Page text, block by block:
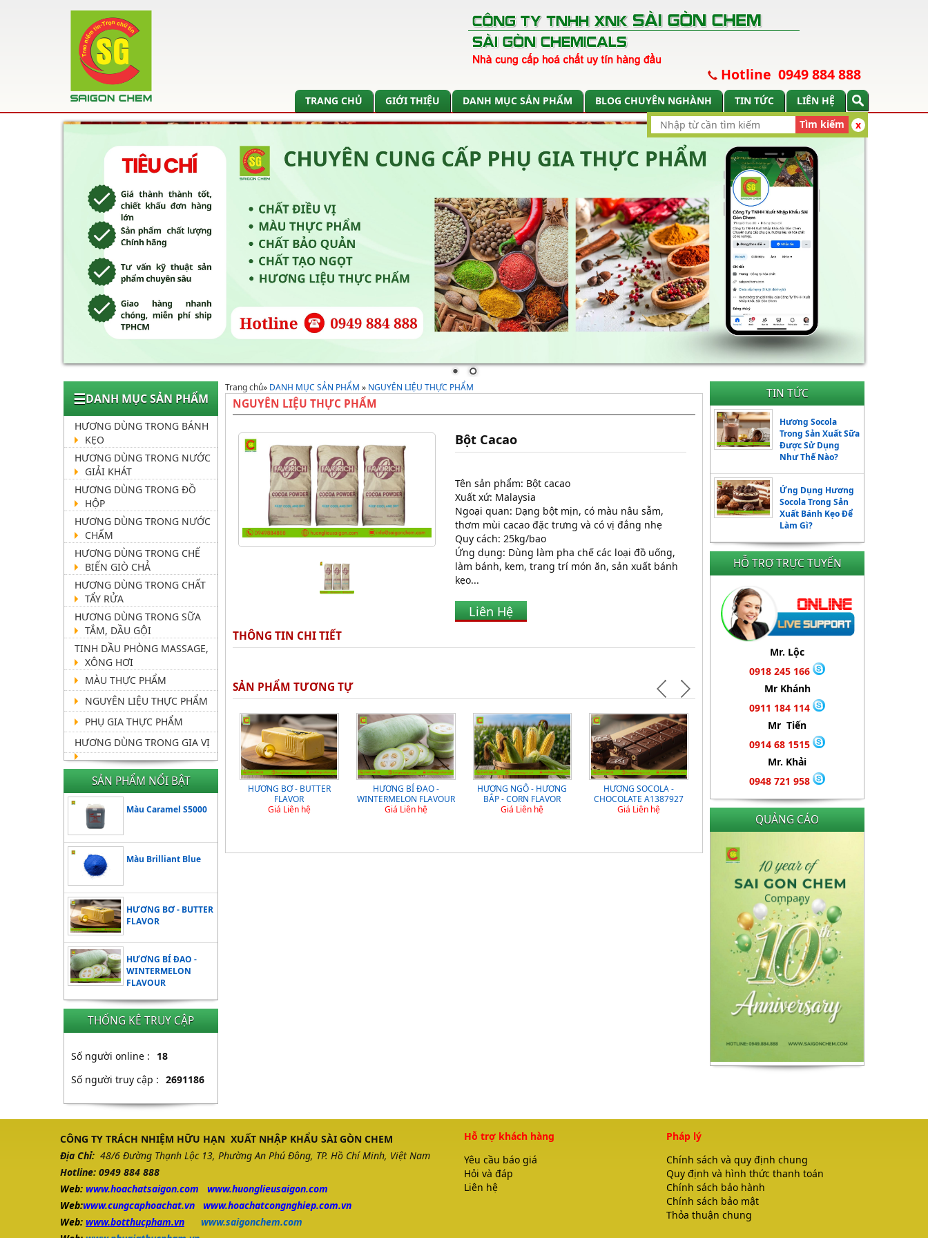
Hotline 0949 884 888
TRANG CHỦ GIỚI THIỆU DANH MỤC SẢN PHẨM BLOG CHUYÊN NGHÀNH TIN TỨC
LIÊN HỆ
x
Tìm kiếm
☰DANH MỤC SẢN PHẨM
HƯƠNG DÙNG TRONG BÁNH
KẸO
HƯƠNG DÙNG TRONG NƯỚC
GIẢI KHÁT
HƯƠNG DÙNG TRONG ĐỒ
HỘP
HƯƠNG DÙNG TRONG NƯỚC
CHẤM
HƯƠNG DÙNG TRONG CHẾ
BIẾN GIÒ CHẢ
HƯƠNG DÙNG TRONG CHẤT
TẨY RỬA
HƯƠNG DÙNG TRONG SỮA
TẮM, DẦU GỘI
TINH DẦU PHÒNG MASSAGE,
XÔNG HƠI
MÀU THỰC PHẨM
NGUYÊN LIỆU THỰC PHẨM
PHỤ GIA THỰC PHẨM
HƯƠNG DÙNG TRONG GIA VỊ
SẢN PHẨM NỔI BẬT
Màu Caramel S5000
Màu Brilliant Blue
HƯƠNG BƠ - BUTTER
FLAVOR
HƯƠNG BÍ ĐAO -
WINTERMELON
FLAVOUR
THỐNG KÊ TRUY CẬP
Số người online :
18
Số người truy cập : 2691186
Trang chủ» DANH MỤC SẢN PHẨM » NGUYÊN LIỆU THỰC PHẨM
NGUYÊN LIỆU THỰC PHẨM
Bột Cacao
Tên sản phẩm: Bột cacao
Xuất xứ: Malaysia
Ngoại quan: Dạng bột mịn, có màu nâu sẫm,
thơm mùi cacao đặc trưng và có vị đắng nhẹ
Quy cách: 25kg/bao
Ứng dụng: Dùng làm pha chế các loại đồ uống,
làm bánh, kem, trang trí món ăn, sản xuất bánh
kẹo...
Liên Hệ
THÔNG TIN CHI TIẾT
SẢN PHẨM TƯƠNG TỰ
HƯƠNG NHÂN SÂM -
SSANGHWA BASE
HƯƠNG CÀ PHÊ - COFFEE
Giá Liên hệ
HƯƠNG BƠ - BUTTER
FLAVOR
Giá Liên hệ
HƯƠNG BÍ ĐAO -
WINTERMELON FLAVOUR
Giá Liên hệ
HƯƠNG NGÔ - HƯƠNG
BẮP - CORN FLAVOR
Giá Liên hệ
HƯƠNG SOCOLA -
CHOCOLATE A1387927
Giá Liên hệ
HƯƠNG TRÀ XANH -
HƯƠNG MATCHA
MATCHA FLAVOR
Giá Liên hệ
CHOCOLATE A1780154
Giá Liên hệ
TIN TỨC
Hương Socola
Trong Sản Xuất Sữa
Được Sử Dụng
Như Thế Nào?
Ứng Dụng Hương
Socola Trong Sản
Xuất Bánh Kẹo Để
Làm Gì?
HỖ TRỢ TRỰC TUYẾN
Mr. Lộc
0918 245 166
Mr Khánh
0911 184 114
Mr Tiến
0914 68 1515
Mr. Khải
0948 721 958
QUẢNG CÁO
CÔNG TY TRÁCH NHIỆM HỮU HẠN XUẤT NHẬP KHẨU SÀI GÒN CHEM
Địa Chỉ: 48/6 Đường Thạnh Lộc 13, Phường An Phú Đông, TP. Hồ Chí Minh, Việt Nam
Hotline: 0949 884 888
Web: www.hoachatsaigon.com
www.huonglieusaigon.com
Web:www.cungcaphoachat.vn
www.hoachatcongnghiep.com.vn
Web: www.botthucpham.vn
www.saigonchem.com
Hỗ trợ khách hàng
Yêu cầu báo giá
Hỏi và đáp
Liên hệ
Pháp lý
Chính sách và quy định chung
Quy định và hình thức thanh toán
Chính sách bảo hành
Chính sách bảo mật
Thỏa thuận chung